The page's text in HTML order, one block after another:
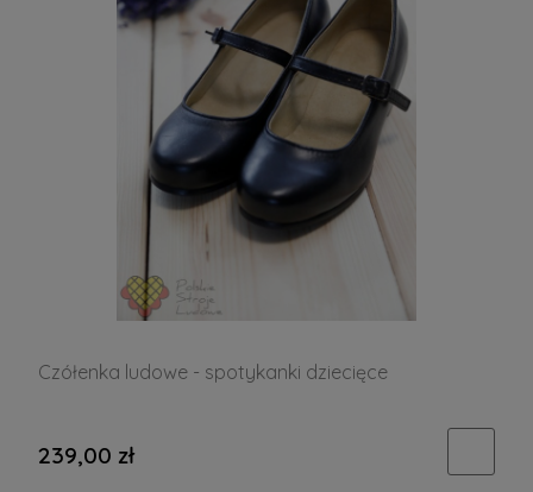
Czółenka ludowe - spotykanki dziecięce
239,00 zł